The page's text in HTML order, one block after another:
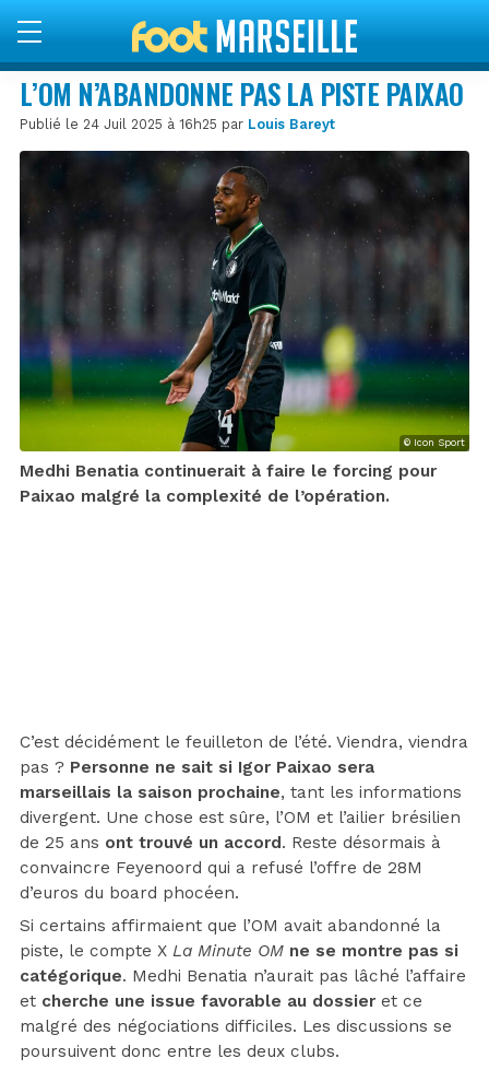
L’OM N’ABANDONNE PAS LA PISTE PAIXAO
Publié le 24 Juil 2025 à 16h25 par Louis Bareyt
© Icon Sport
Medhi Benatia continuerait à faire le forcing pour
Paixao malgré la complexité de l’opération.
C’est décidément le feuilleton de l’été. Viendra, viendra
pas ? Personne ne sait si Igor Paixao sera
marseillais la saison prochaine, tant les informations
divergent. Une chose est sûre, l’OM et l’ailier brésilien
de 25 ans ont trouvé un accord. Reste désormais à
convaincre Feyenoord qui a refusé l’offre de 28M
d’euros du board phocéen.
Si certains affirmaient que l’OM avait abandonné la
piste, le compte X La Minute OM ne se montre pas si
catégorique. Medhi Benatia n’aurait pas lâché l’affaire
et cherche une issue favorable au dossier et ce
malgré des négociations difficiles. Les discussions se
poursuivent donc entre les deux clubs.